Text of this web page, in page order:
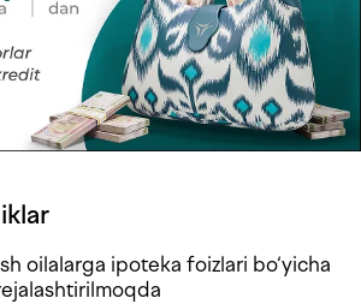
oilalarga ipoteka foizlari bo‘yicha